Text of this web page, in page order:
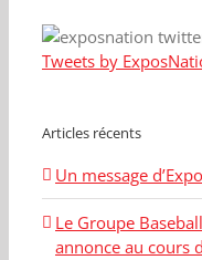
Tweets by
Articles récents
Un message
Le Groupe
annonce au cours